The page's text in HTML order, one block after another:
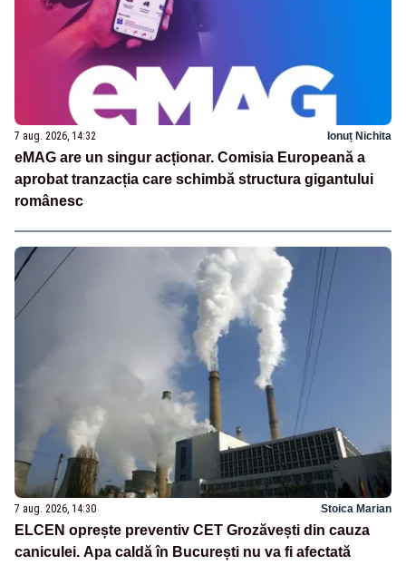
7 aug. 2026, 14:32 Ionuț Nichita
eMAG are un singur acționar. Comisia Europeană a
aprobat tranzacția care schimbă structura gigantului
românesc
7 aug. 2026, 14:30 Stoica Marian
ELCEN oprește preventiv CET Grozăvești din cauza
caniculei. Apa caldă în București nu va fi afectată